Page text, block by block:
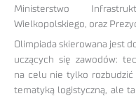
Ministerstwo
Wielkopolskiego, oraz
Olimpiada skierowana jest
uczących się zawodów:
na celu nie tylko rozbudzić
tematyką logistyczną, ale